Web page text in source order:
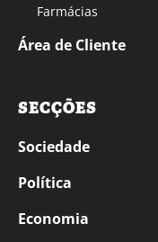
Farmácias
Área de Cliente
SECÇÕES
Sociedade
Política
Economia